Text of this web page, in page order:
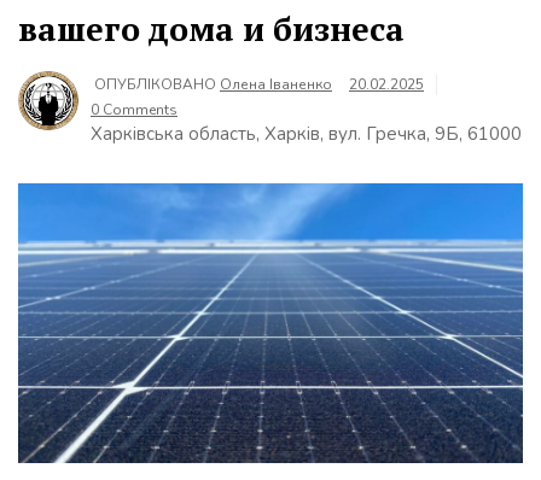
вашего дома и бизнеса
ОПУБЛІКОВАНО Олена Іваненко
20.02.2025
0 Comments
Харківська область, Харків, вул. Гречка, 9Б, 61000